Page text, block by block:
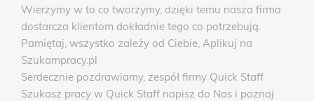
Wierzymy w to co tworzymy, dzięki temu nasza firma
dostarcza klientom dokładnie tego co potrzebują.
Pamiętaj, wszystko zależy od Ciebie, Aplikuj na
Szukampracy.pl
Serdecznie pozdrawiamy, zespół firmy Quick Staff
Szukasz pracy w Quick Staff napisz do Nas i poznaj